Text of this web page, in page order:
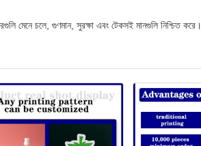
মেনে চলে, গুণমান, সুরক্ষা এবং টেকসই মানগুলি নিশ্চিত করে।